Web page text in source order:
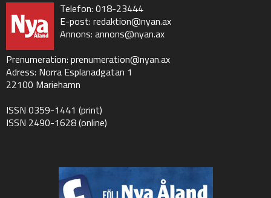
Telefon: 018-23444
E-post: redaktion@nyan.ax
Annons: annons@nyan.ax
Prenumeration: prenumeration@nyan.ax
Adress: Norra Esplanadgatan 1
22100 Mariehamn
ISSN 0359-1441 (print)
ISSN 2490-1628 (online)